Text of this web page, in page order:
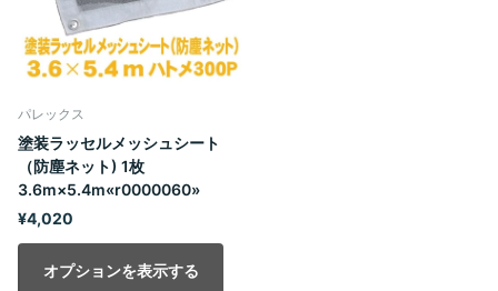
パレックス
塗装ラッセルメッシュシート
（防塵ネット) 1枚
3.6m×5.4m«r0000060»
¥4,020
オプションを表示する